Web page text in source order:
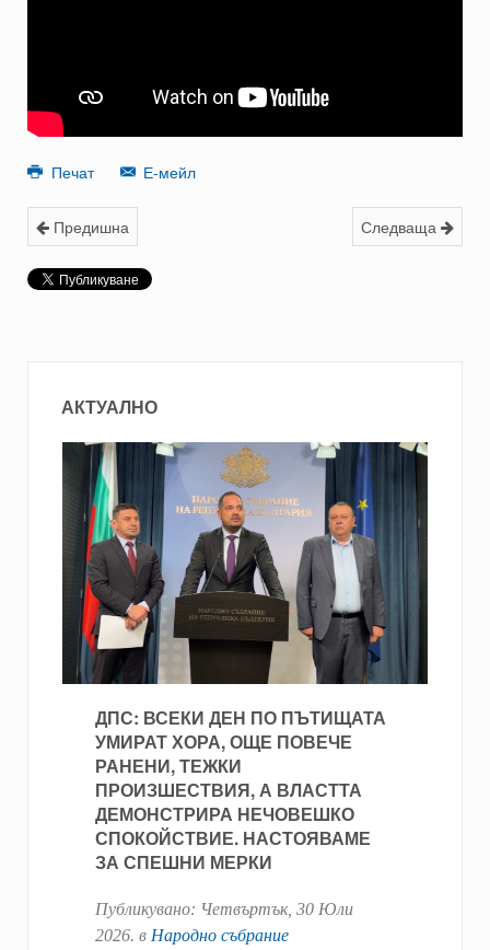
Печат Е-мейл
Предишна Следваща
АКТУАЛНО
ДПС: ВСЕКИ ДЕН ПО ПЪТИЩАТА
УМИРАТ ХОРА, ОЩЕ ПОВЕЧЕ
РАНЕНИ, ТЕЖКИ
ПРОИЗШЕСТВИЯ, А ВЛАСТТА
ДЕМОНСТРИРА НЕЧОВЕШКО
СПОКОЙСТВИЕ. НАСТОЯВАМЕ
ЗА СПЕШНИ МЕРКИ
Публикувано: Четвъртък, 30 Юли
2026. в Народно събрание